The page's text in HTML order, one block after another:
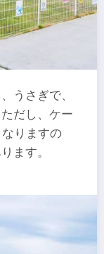
うさぎで、
だし、ケー
りますの
ます。